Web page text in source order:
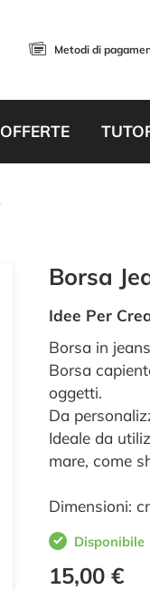
Metodi di
OFFERTE
Borsa
Idee Per
Borsa in
Borsa
oggetti.
Da
Ideale da
mare, come
Dimensioni:
Disponibile
15,00 €